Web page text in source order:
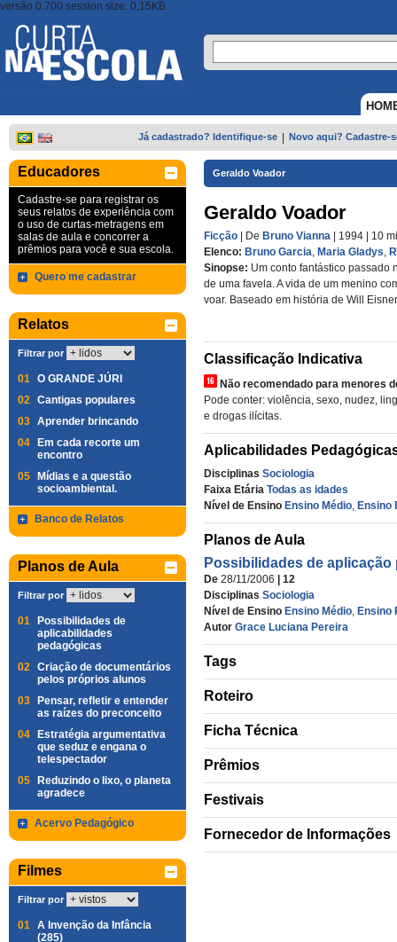
versão 0.700 session size: 0,15KB
Já cadastrado? Identifique-se Novo aqui? Cadastre-
Educadores
Cadastre-se para registrar os
seus relatos de experiência com
o uso de curtas-metragens em
salas de aula e concorrer a
prêmios para você e sua escola.
Quero me cadastrar
Relatos
Filtrar por
01 O GRANDE JÚRI
02 Cantigas populares
03 Aprender brincando
04
Em cada recorte um
encontro
05
Mídias e a questão
socioambiental.
Banco de Relatos
Planos de Aula
Filtrar por
01
Possibilidades de
aplicabilidades
pedagógicas
02 Criação de documentários
pelos próprios alunos
03
Pensar, refletir e entender
as raízes do preconceito
04
Estratégia argumentativa
que seduz e engana o
telespectador
05
Reduzindo o lixo, o planeta
agradece
Acervo Pedagógico
Filmes
Filtrar por
01 A Invenção da Infância
(285)
Geraldo Voador
Geraldo Voador
Ficção | De Bruno Vianna | 1994
| 10
Elenco: Bruno Garcia, Maria Gladys,
Sinopse: Um conto fantástico passado
de uma favela. A vida de um menino
voar. Baseado em história de Will Eisner
Classificação Indicativa
Não recomendado para menores
Pode conter: violência, sexo, nudez,
e drogas ilícitas.
Aplicabilidades
Disciplinas Sociologia
Faixa Etária Todas as idades
Nível de Ensino Ensino Médio, Ensino
Planos de Aula
Possibilidades de aplicação
De 28/11/2006
| 12
Disciplinas Sociologia
Nível de Ensino Ensino Médio, Ensino
Autor Grace Luciana Pereira
Tags
Roteiro
Ficha Técnica
Prêmios
Festivais
Fornecedor de Informações